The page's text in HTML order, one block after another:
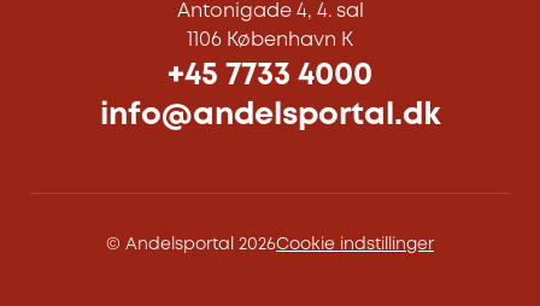
Antonigade 4, 4. sal
1106 København K
+45 7733 4000
info@andelsportal.dk
© Andelsportal 2026Cookie indstillinger